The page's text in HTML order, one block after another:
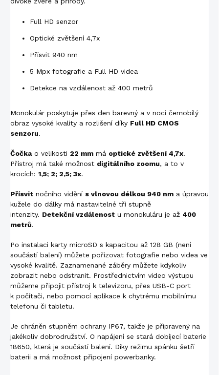
Full HD senzor
Optické zvětšení 4,7x
Přísvit 940 nm
5 Mpx fotografie a Full HD videa
Detekce na vzdálenost až 400 metrů
Monokulár poskytuje přes den barevný a v noci černobílý
obraz vysoké kvality a rozlišení díky Full HD CMOS
senzoru.
Čočka o velikosti 22 mm má optické zvětšení 4,7x.
Přístroj má také možnost digitálního zoomu, a to v
krocích: 1,5; 2; 2,5; 3x.
Přísvit nočního vidění s vlnovou délkou 940 nm a úpravou
kužele do dálky má nastavitelné tři stupně
intenzity. Detekční vzdálenost u monokuláru je až 400
metrů.
Po instalaci karty microSD s kapacitou až 128 GB (není
součástí balení) můžete pořizovat fotografie nebo videa ve
vysoké kvalitě. Zaznamenané záběry můžete kdykoliv
zobrazit nebo odstranit. Prostřednictvím video výstupu
můžeme připojit přístroj k televizoru, přes USB-C port
k počítači, nebo pomocí aplikace k chytrému mobilnímu
telefonu či tabletu.
Je chráněn stupněm ochrany IP67, takže je připravený na
jakékoliv dobrodružství. O napájení se stará dobíjecí baterie
18650, která je součástí balení. Díky režimu spánku šetří
baterii a má možnost připojení powerbanky.